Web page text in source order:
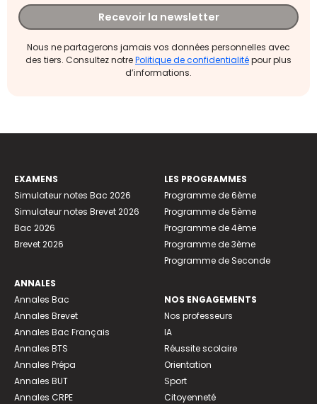
Recevoir la newsletter
Nous ne partagerons jamais vos données personnelles avec
des tiers. Consultez notrePolitique de confidentialitépour plus
d’informations.
EXAMENS
Simulateur notes Bac 2026
Simulateur notes Brevet 2026
Bac 2026
Brevet 2026
ANNALES
Annales Bac
Annales Brevet
Annales Bac Français
Annales BTS
Annales Prépa
Annales BUT
Annales CRPE
LES PROGRAMMES
Programme de 6ème
Programme de 5ème
Programme de 4ème
Programme de 3ème
Programme de Seconde
NOS ENGAGEMENTS
Nos professeurs
IA
Réussite scolaire
Orientation
Sport
Citoyenneté